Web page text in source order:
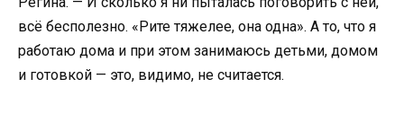
всё бесполезно. «Рите тяжелее, она одна». А то, что я
работаю дома и при этом занимаюсь детьми, домом
и готовкой — это, видимо, не считается.